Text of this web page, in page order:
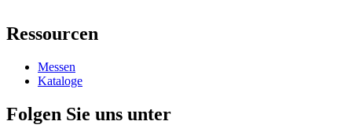
Ressourcen
Messen
Kataloge
Folgen Sie uns unter